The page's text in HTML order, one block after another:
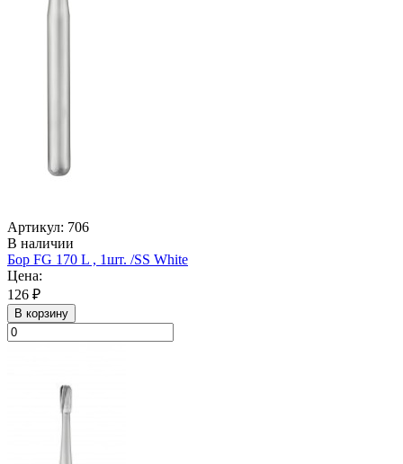
Артикул: 706
В наличии
Бор FG 170 L , 1шт. /SS White
Цена:
126 ₽
В корзину